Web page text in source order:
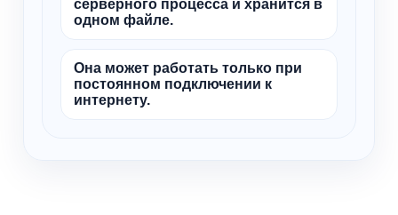
серверного процесса и хранится в
одном файле.
Она может работать только при
постоянном подключении к
интернету.